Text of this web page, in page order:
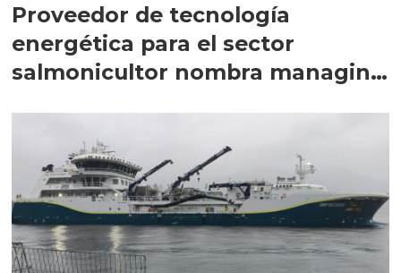
Proveedor de tecnología
energética para el sector
salmonicultor nombra managing